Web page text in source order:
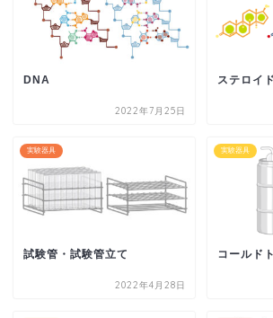
DNA
2022年7月25日
ステロイ
実験器具
試験管・試験管立て
2022年4月28日
実験器具
コールド